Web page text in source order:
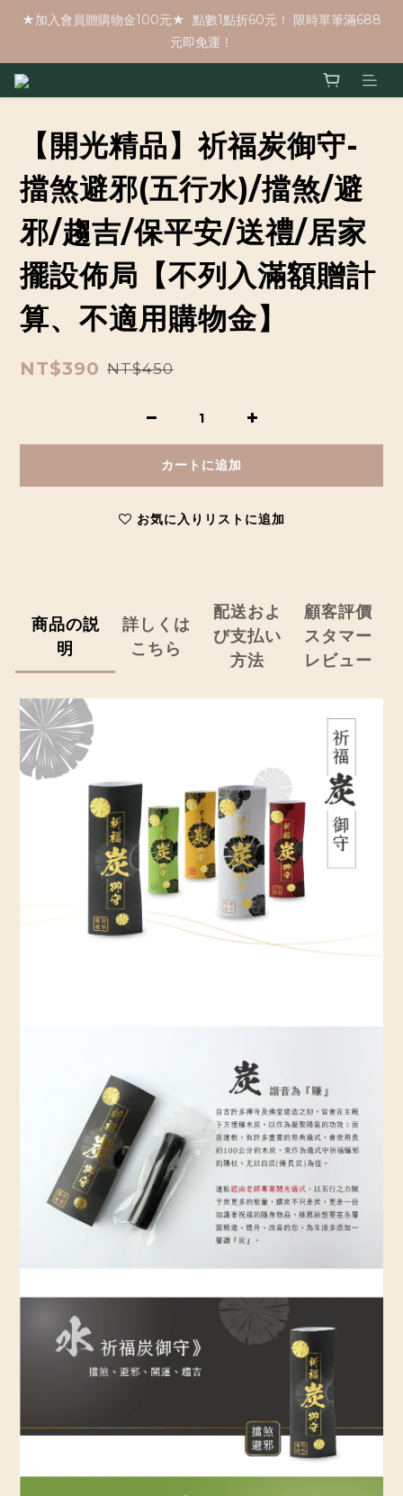
★加入會員贈購物金100元★  點數1點折60元！ 限時單筆滿688
元即免運！
【開光精品】祈福炭御守-
擋煞避邪(五行水)/擋煞/避
邪/趨吉/保平安/送禮/居家
擺設佈局【不列入滿額贈計
算、不適用購物金】
NT$390 NT$450
カートに追加
お気に入りリストに追加
商品の説
明
詳しくは
こちら
配送およ
び支払い
方法
顧客評價
スタマー
レビュー